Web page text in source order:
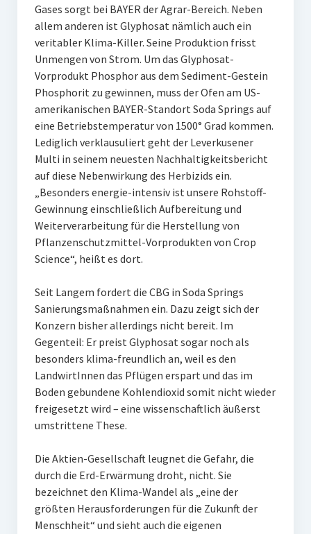
Gases sorgt bei BAYER der Agrar-Bereich. Neben
allem anderen ist Glyphosat nämlich auch ein
veritabler Klima-Killer. Seine Produktion frisst
Unmengen von Strom. Um das Glyphosat-
Vorprodukt Phosphor aus dem Sediment-Gestein
Phosphorit zu gewinnen, muss der Ofen am US-
amerikanischen BAYER-Standort Soda Springs auf
eine Betriebstemperatur von 1500° Grad kommen.
Lediglich verklausuliert geht der Leverkusener
Multi in seinem neuesten Nachhaltigkeitsbericht
auf diese Nebenwirkung des Herbizids ein.
„Besonders energie-intensiv ist unsere Rohstoff-
Gewinnung einschließlich Aufbereitung und
Weiterverarbeitung für die Herstellung von
Pflanzenschutzmittel-Vorprodukten von Crop
Science“, heißt es dort.
Seit Langem fordert die CBG in Soda Springs
Sanierungsmaßnahmen ein. Dazu zeigt sich der
Konzern bisher allerdings nicht bereit. Im
Gegenteil: Er preist Glyphosat sogar noch als
besonders klima-freundlich an, weil es den
LandwirtInnen das Pflügen erspart und das im
Boden gebundene Kohlendioxid somit nicht wieder
freigesetzt wird – eine wissenschaftlich äußerst
umstrittene These.
Die Aktien-Gesellschaft leugnet die Gefahr, die
durch die Erd-Erwärmung droht, nicht. Sie
bezeichnet den Klima-Wandel als „eine der
größten Herausforderungen für die Zukunft der
Menschheit“ und sieht auch die eigenen